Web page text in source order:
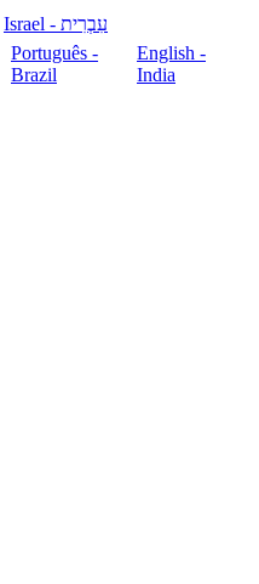
עִבְרִית - Israel
Português -
Brazil
English -
India